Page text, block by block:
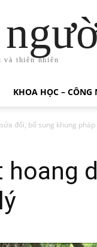
và thiên nhiên
KHOA HỌC – CÔNG
đổi, bổ sung khung pháp